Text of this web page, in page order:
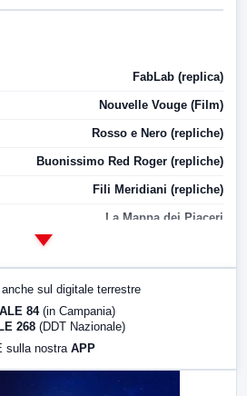
FabLab (replica)
Nouvelle Vouge (Film)
Rosso e Nero (repliche)
Buonissimo Red Roger (repliche)
Fili Meridiani (repliche)
La Mappa dei Piaceri
LabNews (replica)
sul digitale terrestre
84 (in Campania)
268 (DDT Nazionale)
sulla nostra APP